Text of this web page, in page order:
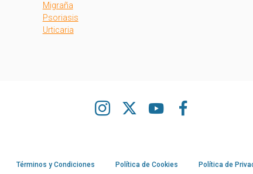
Migraña
Psoriasis
Urticaria
Instagram Youtube
Términos y Condiciones Política de Cookies Política de